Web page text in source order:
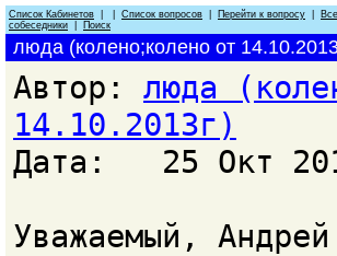
Список Кабинетов Список вопросов Перейти к вопросу
Все
собеседники
Поиск
люда (колено;колено от
Автор: люда
14.10.2013г)
Дата: 25 Окт
Уважаемый,